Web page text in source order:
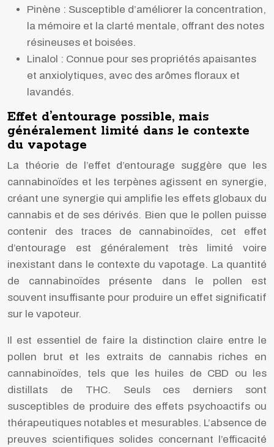
Pinène : Susceptible d’améliorer la concentration,
la mémoire et la clarté mentale, offrant des notes
résineuses et boisées.
Linalol : Connue pour ses propriétés apaisantes
et anxiolytiques, avec des arômes floraux et
lavandés.
Effet d’entourage possible, mais
généralement limité dans le contexte
du vapotage
La théorie de l’effet d’entourage suggère que les
cannabinoïdes et les terpènes agissent en synergie,
créant une synergie qui amplifie les effets globaux du
cannabis et de ses dérivés. Bien que le pollen puisse
contenir des traces de cannabinoïdes, cet effet
d’entourage est généralement très limité voire
inexistant dans le contexte du vapotage. La quantité
de cannabinoïdes présente dans le pollen est
souvent insuffisante pour produire un effet significatif
sur le vapoteur.
Il est essentiel de faire la distinction claire entre le
pollen brut et les extraits de cannabis riches en
cannabinoïdes, tels que les huiles de CBD ou les
distillats de THC. Seuls ces derniers sont
susceptibles de produire des effets psychoactifs ou
thérapeutiques notables et mesurables. L’absence de
preuves scientifiques solides concernant l’efficacité